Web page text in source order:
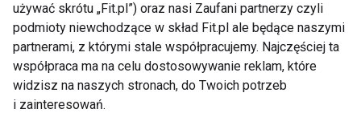
miesiącu.
Według najnowszych zasad żywienia niemowląt nie
ma znaczenia, w jakiej kolejności wprowadzamy
produkty w trakcie rozszerzania diety, najważniejsza
używać skrótu „Fit.pl”) oraz nasi Zaufani partnerzy czyli
podmioty niewchodzące w skład Fit.pl ale będące naszymi
partnerami, z którymi stale współpracujemy. Najczęściej ta
współpraca ma na celu dostosowywanie reklam, które
widzisz na naszych stronach, do Twoich potrzeb
i zainteresowań.